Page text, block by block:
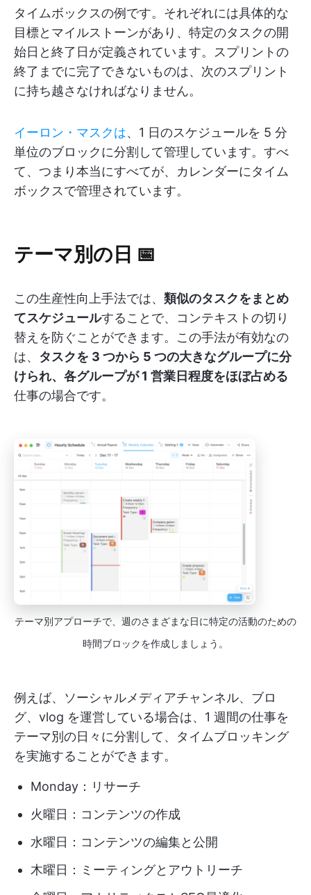
タイムボックスの例です。それぞれには具体的な
目標とマイルストーンがあり、特定のタスクの開
始日と終了日が定義されています。スプリントの
終了までに完了できないものは、次のスプリント
に持ち越さなければなりません。
イーロン・マスクは、1 日のスケジュールを 5 分
単位のブロックに分割して管理しています。すべ
て、つまり本当にすべてが、カレンダーにタイム
ボックスで管理されています。
テーマ別の日 📅
この生産性向上手法では、 類似のタスクをまとめ
てスケジュールすることで、コンテキストの切り
替えを防ぐことができます。この手法が有効なの
は、 タスクを 3 つから 5 つの大きなグループに分
けられ、各グループが 1 営業日程度をほぼ占める
仕事の場合です。
テーマ別アプローチで、週のさまざまな日に特定の活動のための
時間ブロックを作成しましょう。
例えば、ソーシャルメディアチャンネル、ブロ
グ、vlog を運営している場合は、1 週間の仕事を
テーマ別の日々に分割して、タイムブロッキング
を実施することができます。
Monday：リサーチ
火曜日：コンテンツの作成
水曜日：コンテンツの編集と公開
木曜日：ミーティングとアウトリーチ